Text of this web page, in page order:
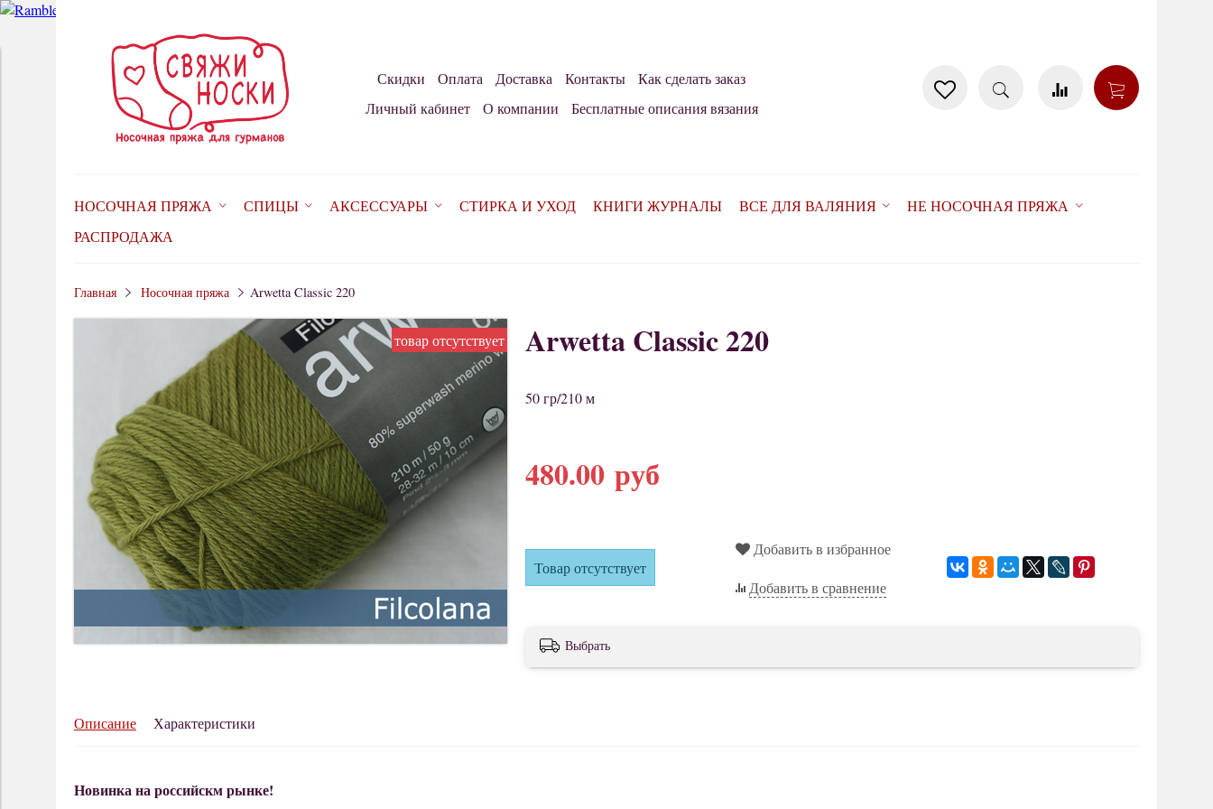
Скидки Оплата Доставка Контакты
Как сделать заказ
Личный кабинет
О компании Бесплатные описания вязания
НОСОЧНАЯ ПРЯЖА СПИЦЫ АКСЕССУАРЫ СТИРКА И УХОД КНИГИ ЖУРНАЛЫ ВСЕ ДЛЯ ВАЛЯНИЯ
НЕ НОСОЧНАЯ ПРЯЖА
РАСПРОДАЖА
Главная Носочная пряжа Arwetta Classic 220
товар отсутствует Arwetta Classic 220
50 гр/210 м
480.00 руб
Товар отсутствует
Добавить в избранное
Добавить в сравнение
Выбрать
Описание Характеристики
Новинка на российскм рынке!